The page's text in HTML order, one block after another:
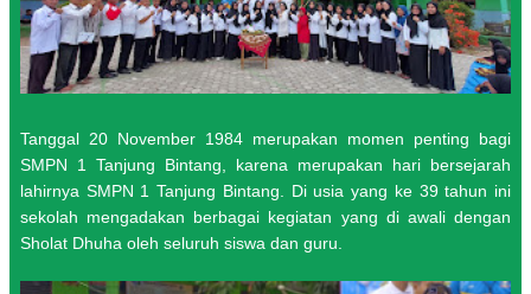
Tanggal 20 November 1984 merupakan momen penting bagi
SMPN 1 Tanjung Bintang, karena merupakan hari bersejarah
lahirnya SMPN 1 Tanjung Bintang. Di usia yang ke 39 tahun ini
sekolah mengadakan berbagai kegiatan yang di awali dengan
Sholat Dhuha oleh seluruh siswa dan guru.